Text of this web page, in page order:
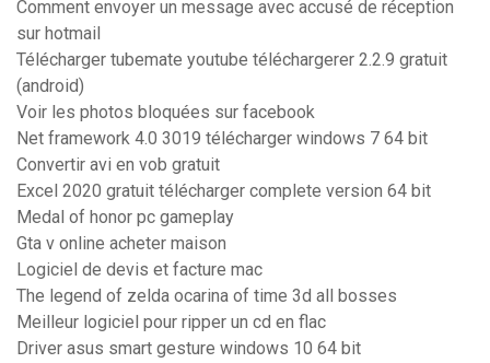
Comment envoyer un message avec accusé de réception
sur hotmail
Télécharger tubemate youtube téléchargerer 2.2.9 gratuit
(android)
Voir les photos bloquées sur facebook
Net framework 4.0 3019 télécharger windows 7 64 bit
Convertir avi en vob gratuit
Excel 2020 gratuit télécharger complete version 64 bit
Medal of honor pc gameplay
Gta v online acheter maison
Logiciel de devis et facture mac
The legend of zelda ocarina of time 3d all bosses
Meilleur logiciel pour ripper un cd en flac
Driver asus smart gesture windows 10 64 bit